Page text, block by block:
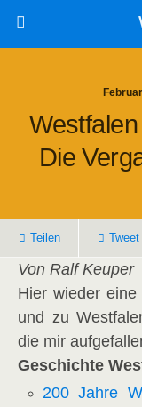
Die
Teilen Tweet
Von Ralf Keuper
Hier wieder
und zu
die mir
Geschichte
200 Jahre